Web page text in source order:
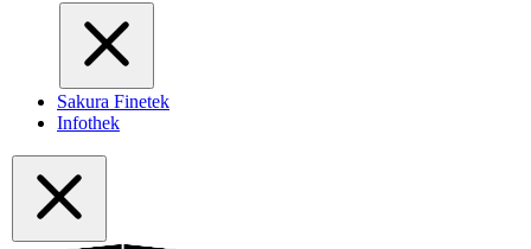
Sakura Finetek
Infothek